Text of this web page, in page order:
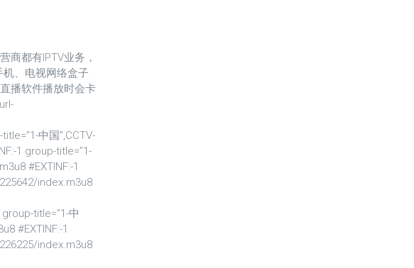
商都有IPTV业务，
、电视网络盒子
播软件播放时会卡
中国”,CCTV-
1 group-title=”1-
#EXTINF:-1
index.m3u8
title=”1-中
#EXTINF:-1
index.m3u8